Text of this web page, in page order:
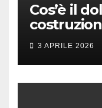
Cos’è il
3 APRILE 2026